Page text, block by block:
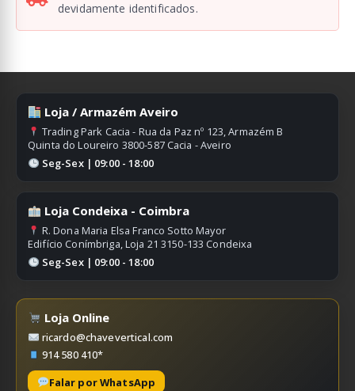
devidamente identificados.
Loja / Armazém Aveiro
Trading Park Cacia - Rua da Paz nº 123, Armazém B
Quinta do Loureiro 3800-587 Cacia - Aveiro
Seg-Sex | 09:00 - 18:00
Loja Condeixa - Coimbra
R. Dona Maria Elsa Franco Sotto Mayor
Edifício Conímbriga, Loja 21 3150-133 Condeixa
Seg-Sex | 09:00 - 18:00
Loja Online
ricardo@chavevertical.com
914 580 410*
Falar por WhatsApp